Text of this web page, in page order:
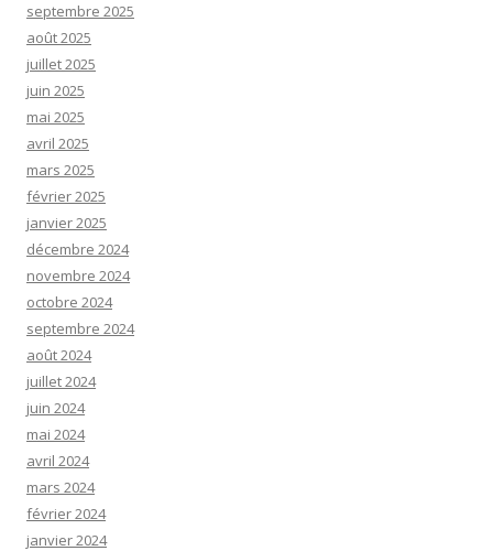
septembre 2025
août 2025
juillet 2025
juin 2025
mai 2025
avril 2025
mars 2025
février 2025
janvier 2025
décembre 2024
novembre 2024
octobre 2024
septembre 2024
août 2024
juillet 2024
juin 2024
mai 2024
avril 2024
mars 2024
février 2024
janvier 2024